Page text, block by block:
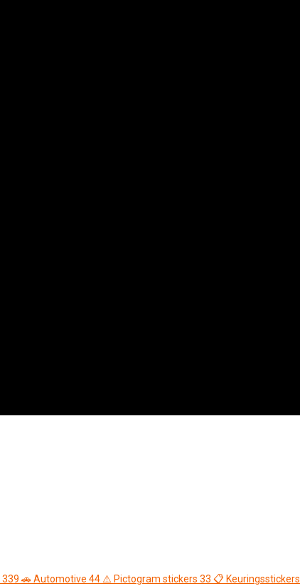
339 🚗Automotive 44 ⚠️ Pictogram stickers 33 📋 Keuringsstickers